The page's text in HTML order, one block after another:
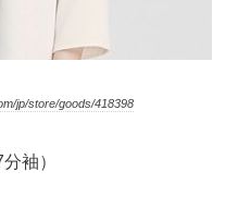
jp/store/goods/418398
袖）